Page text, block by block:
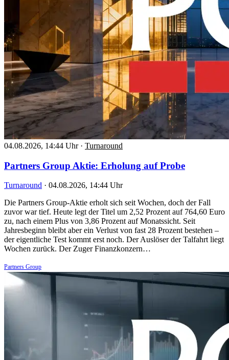
04.08.2026, 14:44 Uhr · Turnaround
Partners Group Aktie: Erholung auf Probe
Turnaround · 04.08.2026, 14:44 Uhr
Die Partners Group-Aktie erholt sich seit Wochen, doch der Fall
zuvor war tief. Heute legt der Titel um 2,52 Prozent auf 764,60 Euro
zu, nach einem Plus von 3,86 Prozent auf Monatssicht. Seit
Jahresbeginn bleibt aber ein Verlust von fast 28 Prozent bestehen –
der eigentliche Test kommt erst noch. Der Auslöser der Talfahrt liegt
Wochen zurück. Der Zuger Finanzkonzern…
Partners Group